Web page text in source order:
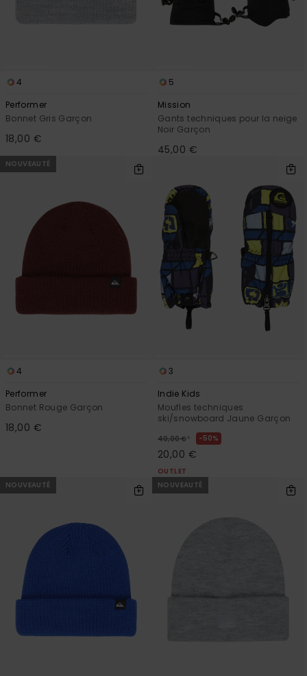
contact.
4
Performer
Bonnet Gris Garçon
18,00 €
5
Mission
Gants techniques pour la neige
Noir Garçon
45,00 €
NOUVEAUTÉ
4
Performer
Bonnet Rouge Garçon
18,00 €
3
Indie Kids
Moufles techniques
ski/snowboard Jaune Garçon
40,00 € * 50%
20,00 €
OUTLET
NOUVEAUTÉ
NOUVEAUTÉ